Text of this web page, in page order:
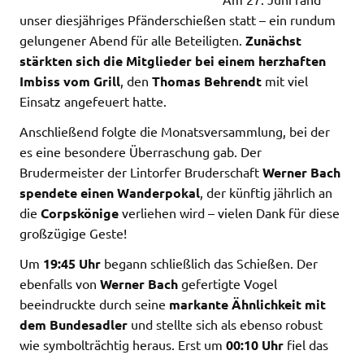
unser diesjähriges Pfänderschießen statt – ein rundum
gelungener Abend für alle Beteiligten. Zunächst
stärkten sich die Mitglieder bei einem herzhaften
Imbiss vom Grill, den Thomas Behrendt mit viel
Einsatz angefeuert hatte.
Anschließend folgte die Monatsversammlung, bei der
es eine besondere Überraschung gab. Der
Brudermeister der Lintorfer Bruderschaft Werner Bach
spendete einen Wanderpokal, der künftig jährlich an
die Corpskönige verliehen wird – vielen Dank für diese
großzügige Geste!
Um 19:45 Uhr begann schließlich das Schießen. Der
ebenfalls von Werner Bach gefertigte Vogel
beeindruckte durch seine markante Ähnlichkeit mit
dem Bundesadler und stellte sich als ebenso robust
wie symbolträchtig heraus. Erst um 00:10 Uhr fiel das